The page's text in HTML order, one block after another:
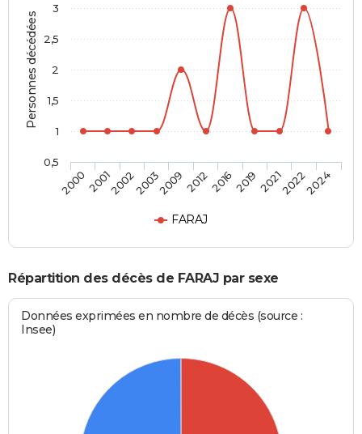
Personnes décédées
FARAJ
20002001200220032009201220162019202120222024
0,5
1
1,5
2
2,5
3
Répartition des décès de FARAJ par sexe
Données exprimées en nombre de décès (source :
Insee)